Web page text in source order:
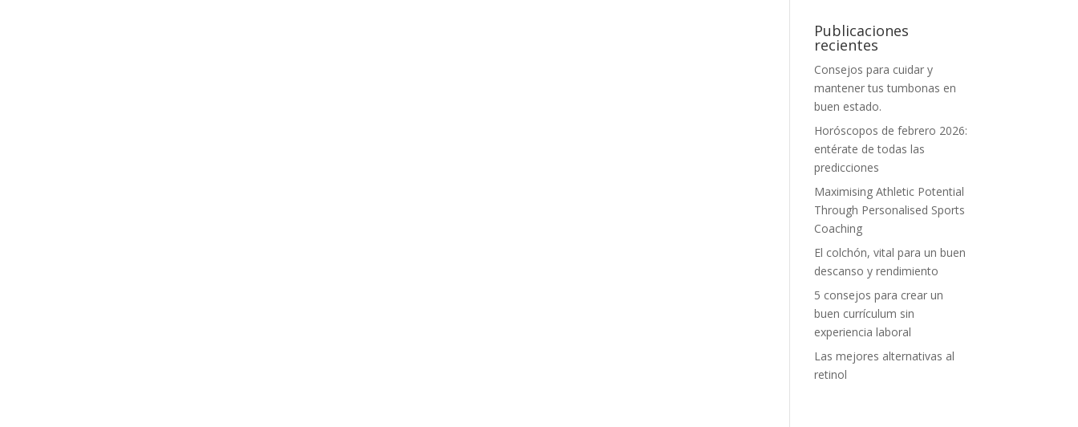
Publicaciones
recientes
Consejos para cuidar y
mantener tus tumbonas en
buen estado.
Horóscopos de febrero 2026:
entérate de todas las
predicciones
Maximising Athletic Potential
Through Personalised Sports
Coaching
El colchón, vital para un buen
descanso y rendimiento
5 consejos para crear un
buen currículum sin
experiencia laboral
Las mejores alternativas al
retinol